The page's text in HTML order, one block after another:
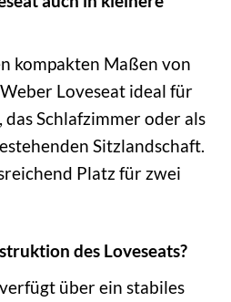
kompakten Maßen von
Loveseat ideal für
Schlafzimmer oder als
Sitzlandschaft.
Platz für zwei
des Loveseats?
über ein stabiles